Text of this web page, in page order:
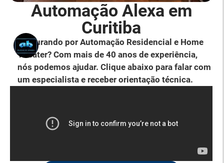
Automação Alexa em
Curitiba
Procurando por Automação Residencial e Home
Theater? Com mais de 40 anos de experiência,
nós podemos ajudar. Clique abaixo para falar com
um especialista e receber orientação técnica.